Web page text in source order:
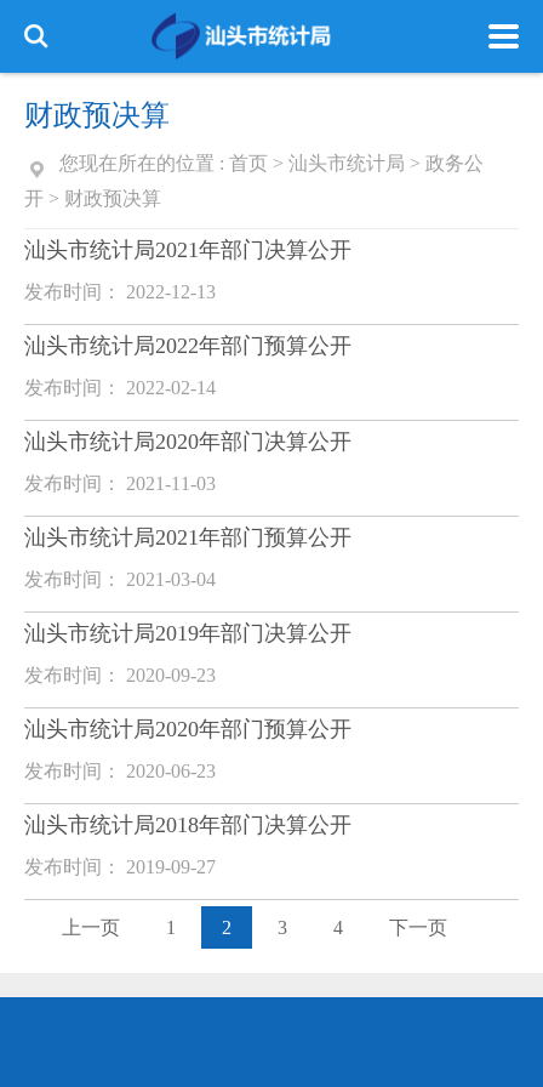
财政预决算
您现在所在的位置 : 首页 > 汕头市统计局 > 政务公
开 > 财政预决算
汕头市统计局2021年部门决算公开
发布时间： 2022-12-13
汕头市统计局2022年部门预算公开
发布时间： 2022-02-14
汕头市统计局2020年部门决算公开
发布时间： 2021-11-03
汕头市统计局2021年部门预算公开
发布时间： 2021-03-04
汕头市统计局2019年部门决算公开
发布时间： 2020-09-23
汕头市统计局2020年部门预算公开
发布时间： 2020-06-23
汕头市统计局2018年部门决算公开
发布时间： 2019-09-27
上一页 1 2 3 4 下一页